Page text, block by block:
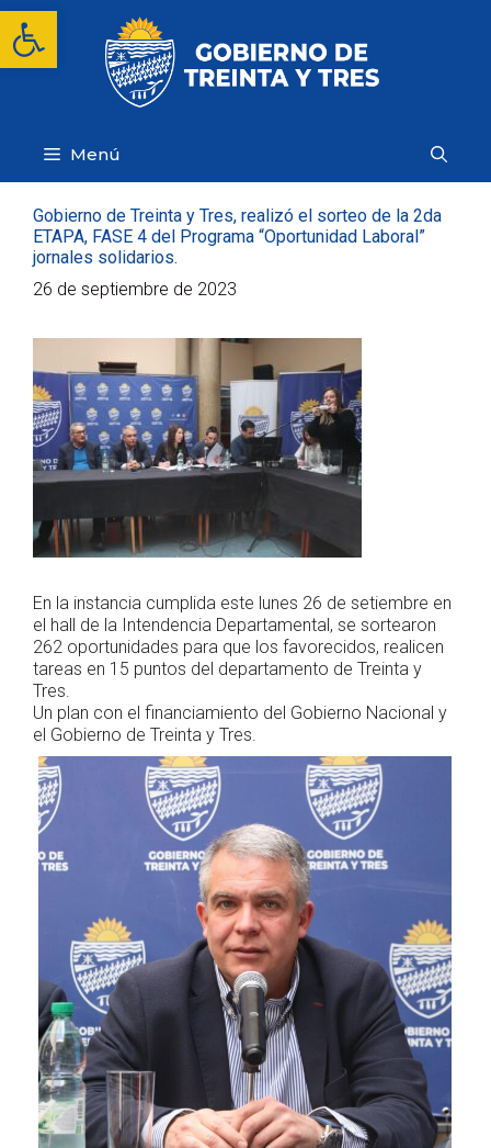
Abrir barra de herramientas
Saltar
contenido
Menú
Gobierno de Treinta y Tres, realizó el sorteo de la 2da
ETAPA, FASE 4 del Programa “Oportunidad Laboral”
jornales solidarios.
26 de septiembre de 2023
En la instancia cumplida este lunes 26 de setiembre en
el hall de la Intendencia Departamental, se sortearon
262 oportunidades para que los favorecidos, realicen
tareas en 15 puntos del departamento de Treinta y
Tres.
Un plan con el financiamiento del Gobierno Nacional y
el Gobierno de Treinta y Tres.